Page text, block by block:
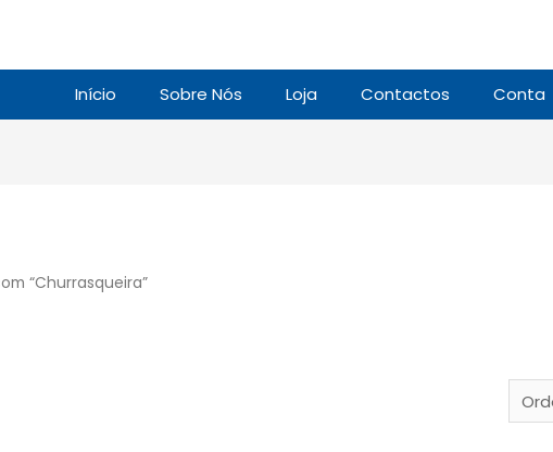
Início Sobre Nós Loja Contactos Conta
“Churrasqueira”